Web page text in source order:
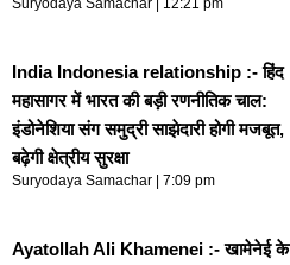
Suryodaya Samachar 12:21 pm
India Indonesia relationship :- हिंद
महासागर में भारत की बड़ी रणनीतिक चाल:
इंडोनेशिया संग समुद्री साझेदारी होगी मजबूत,
बढ़ेगी क्षेत्रीय सुरक्षा
Suryodaya Samachar 7:09 pm
Ayatollah Ali Khamenei :- खामेनेई के